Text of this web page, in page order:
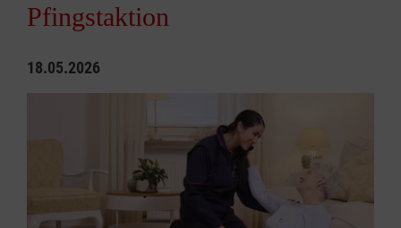
Pfingstaktion
18.05.2026